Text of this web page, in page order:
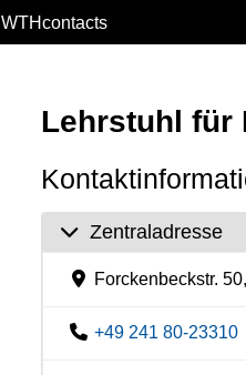
Lehrstuhl für
Zentraladresse
Forckenbeckstr.
+49 241 80-23310